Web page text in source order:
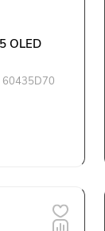
OLED
60435D70